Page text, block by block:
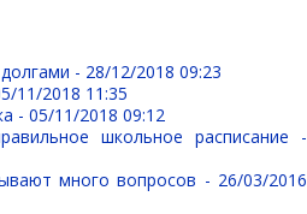
- 28/12/2018 09:23
11/2018 11:35
-05/11/2018 09:12
школьное расписание -
много вопросов - 26/03/2016